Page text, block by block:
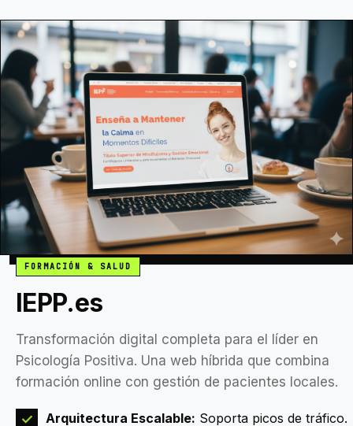
FORMACIÓN & SALUD
IEPP.es
Transformación digital completa para el líder en
Psicología Positiva. Una web híbrida que combina
formación online con gestión de pacientes locales.
✓ Arquitectura Escalable: Soporta picos de tráfico.